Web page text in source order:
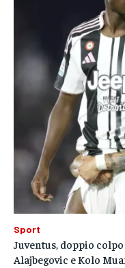
Sport
Juventus, doppio
Alajbegovic e Kolo